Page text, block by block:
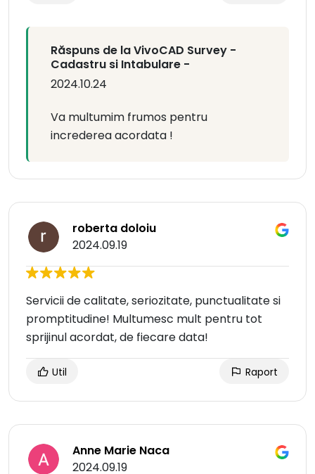
Răspuns de la VivoCAD Survey -
Cadastru si Intabulare -
2024.10.24
Va multumim frumos pentru
increderea acordata !
roberta doloiu
2024.09.19
Servicii de calitate, seriozitate, punctualitate si
promptitudine! Multumesc mult pentru tot
sprijinul acordat, de fiecare data!
Util Raport
Anne Marie Naca
2024.09.19